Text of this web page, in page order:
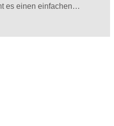
es einen einfachen…